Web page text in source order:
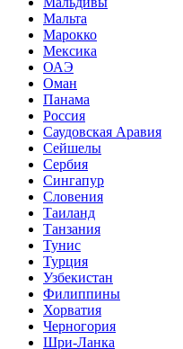
Мальта
Марокко
Мексика
ОАЭ
Оман
Панама
Россия
Саудовская Аравия
Сейшелы
Сербия
Сингапур
Словения
Таиланд
Танзания
Тунис
Турция
Узбекистан
Филиппины
Хорватия
Черногория
Шри-Ланка